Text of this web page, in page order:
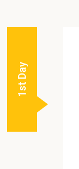
1st Day